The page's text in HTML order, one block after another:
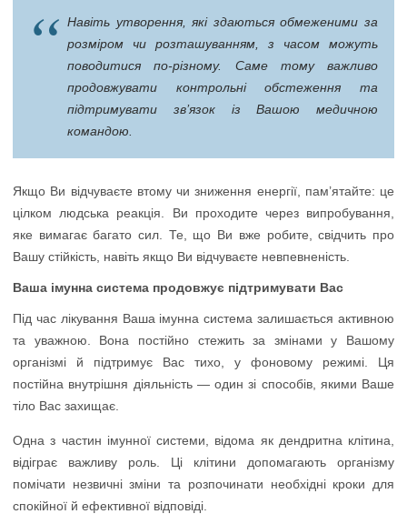
Навіть утворення, які здаються обмеженими за
розміром чи розташуванням, з часом можуть
поводитися по-різному. Саме тому важливо
продовжувати контрольні обстеження та
підтримувати зв’язок із Вашою медичною
командою.
Якщо Ви відчуваєте втому чи зниження енергії, пам’ятайте: це
цілком людська реакція. Ви проходите через випробування,
яке вимагає багато сил. Те, що Ви вже робите, свідчить про
Вашу стійкість, навіть якщо Ви відчуваєте невпевненість.
Ваша імунна система продовжує підтримувати Вас
Під час лікування Ваша імунна система залишається активною
та уважною. Вона постійно стежить за змінами у Вашому
організмі й підтримує Вас тихо, у фоновому режимі. Ця
постійна внутрішня діяльність — один зі способів, якими Ваше
тіло Вас захищає.
Одна з частин імунної системи, відома як дендритна клітина,
відіграє важливу роль. Ці клітини допомагають організму
помічати незвичні зміни та розпочинати необхідні кроки для
спокійної й ефективної відповіді.